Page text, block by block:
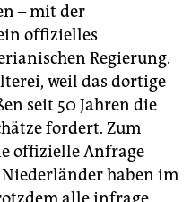
– mit der
offizielles
Regierung.
weil das dortige
seit 50 Jahren die
fordert. Zum
offizielle Anfrage
haben im